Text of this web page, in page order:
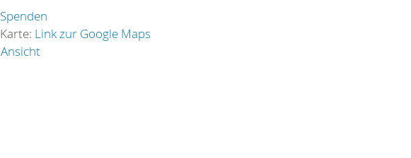
Spenden
Karte: Link zur Google Maps
Ansicht